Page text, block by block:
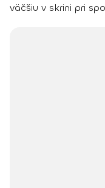
väčšiu v skrini pri